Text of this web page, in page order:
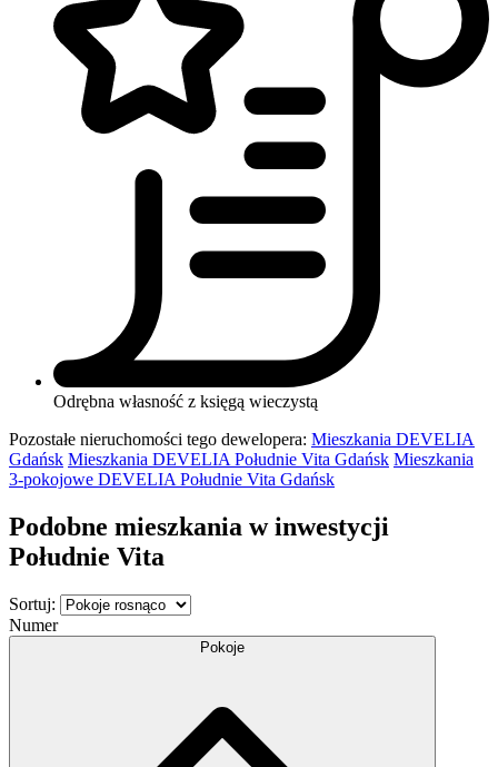
Odrębna własność z księgą wieczystą
Pozostałe nieruchomości tego dewelopera: Mieszkania DEVELIA
Gdańsk Mieszkania DEVELIA Południe Vita Gdańsk Mieszkania
3-pokojowe DEVELIA Południe Vita Gdańsk
Podobne mieszkania w inwestycji
Południe Vita
Sortuj:
Numer
Pokoje